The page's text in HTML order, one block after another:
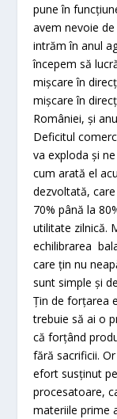
pune în
avem nevoie
intrăm în anul
începem să
mișcare în
mișcare în
României, și
Deficitul
va exploda și
cum arată el
dezvoltată,
70% până la
utilitate zilnică.
echilibrarea
care țin nu
sunt simple și
Țin de forțarea
trebuie să ai o
că forțând
fără sacrificii.
efort susținut
procesatoare,
materiile prime